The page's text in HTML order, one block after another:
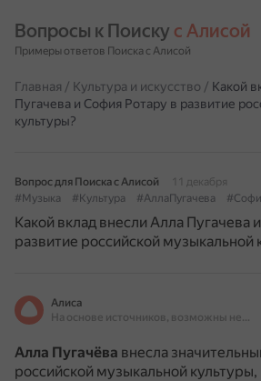
Вопросы к Поиску с Алисой
Примеры ответов Поиска с Алисой
Главная / Культура и искусство / Какой
Пугачева и София Ротару в развитие
культуры?
Вопрос для Поиска с Алисой
11 декабря
#Музыка
#Культура #АллаПугачева
Какой вклад внесли Алла Пугачева
развитие российской музыкальной
Алиса
На основе источников, возможны неточности
Алла Пугачёва внесла
российской музыкальной культуры,